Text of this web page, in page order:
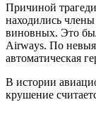
Причиной
находились
виновных. Это
Airways. По
автоматическая
В истории
крушение